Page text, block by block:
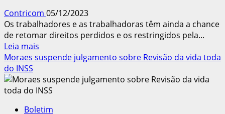
aprova
Comissão
Contricom 05/12/2023
Os trabalhadores e as trabalhadoras têm ainda a chance
de retomar direitos perdidos e os restringidos pela...
Leia mais
mais
Ação
no
Moraes suspende julgamento sobre Revisão da vida toda
do INSS
Boletim